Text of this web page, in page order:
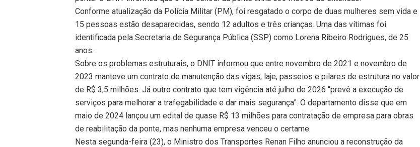
Conforme atualização da Polícia Militar (PM), foi resgatado o corpo de duas mulheres sem vida e
15 pessoas estão desaparecidas, sendo 12 adultos e três crianças. Uma das vítimas foi
identificada pela Secretaria de Segurança Pública (SSP) como Lorena Ribeiro Rodrigues, de 25
anos.
Sobre os problemas estruturais, o DNIT informou que entre novembro de 2021 e novembro de
2023 manteve um contrato de manutenção das vigas, laje, passeios e pilares de estrutura no valor
de R$ 3,5 milhões. Já outro contrato que tem vigência até julho de 2026 “prevê a execução de
serviços para melhorar a trafegabilidade e dar mais segurança”. O departamento disse que em
maio de 2024 lançou um edital de quase R$ 13 milhões para contratação de empresa para obras
de reabilitação da ponte, mas nenhuma empresa venceu o certame.
Nesta segunda-feira (23), o Ministro dos Transportes Renan Filho anunciou a reconstrução da